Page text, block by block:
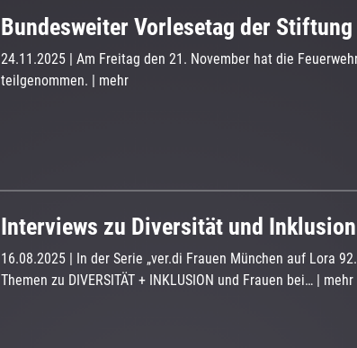
Bundesweiter Vorlesetag der
24.11.2025 | Am Freitag den 21. November hat die
teilgenommen. | mehr
Interviews zu Diversität und
16.08.2025 | In der Serie „ver.di Frauen München auf Lora
Themen zu DIVERSITÄT + INKLUSION und Frauen bei… | mehr